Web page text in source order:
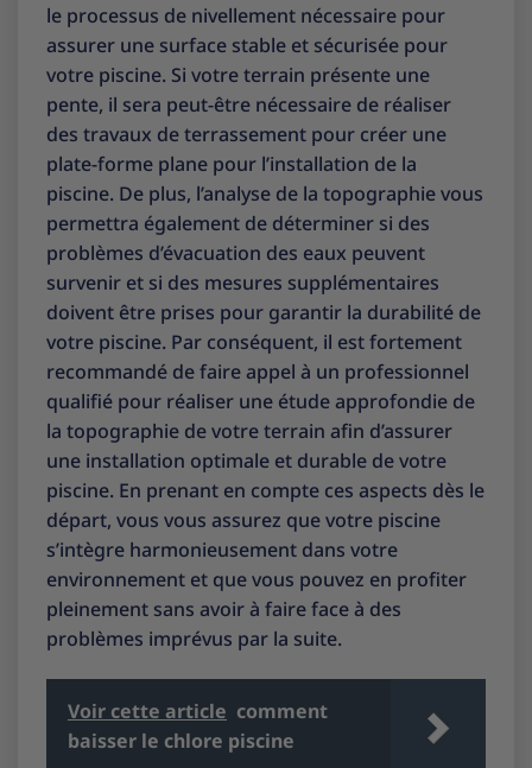
le processus de nivellement nécessaire pour
assurer une surface stable et sécurisée pour
votre piscine. Si votre terrain présente une
pente, il sera peut-être nécessaire de réaliser
des travaux de terrassement pour créer une
plate-forme plane pour l’installation de la
piscine. De plus, l’analyse de la topographie vous
permettra également de déterminer si des
problèmes d’évacuation des eaux peuvent
survenir et si des mesures supplémentaires
doivent être prises pour garantir la durabilité de
votre piscine. Par conséquent, il est fortement
recommandé de faire appel à un professionnel
qualifié pour réaliser une étude approfondie de
la topographie de votre terrain afin d’assurer
une installation optimale et durable de votre
piscine. En prenant en compte ces aspects dès le
départ, vous vous assurez que votre piscine
s’intègre harmonieusement dans votre
environnement et que vous pouvez en profiter
pleinement sans avoir à faire face à des
problèmes imprévus par la suite.
Voir cette article comment
baisser le chlore piscine